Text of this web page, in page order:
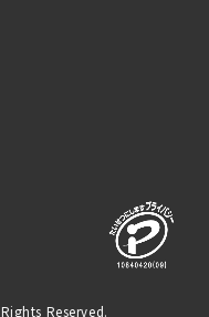
Reserved.